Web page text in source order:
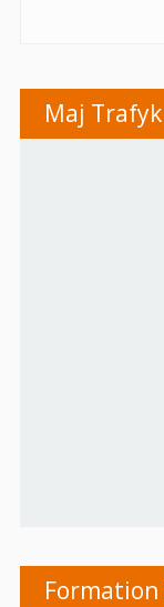
Maj Trafyk
Formation